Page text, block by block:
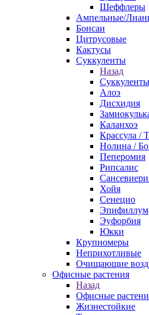
Шеффлеры
Ампельные/
Бонсаи
Цитрусовые
Кактусы
Суккуленты
Назад
Суккуленты
Алоэ
Дисхидия
Каланхоэ
Крассула /
Нолина /
Пеперомия
Рипсалис
Хойя
Сенецио
Эпифиллум
Эуфорбия
Юкки
Крупномеры
Неприхотливые
Очищающие
Офисные растения
Назад
Офисные
Жизнестойкие